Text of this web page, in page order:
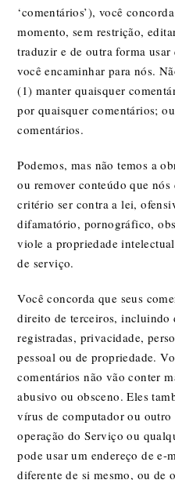
‘comentários’), você
momento, sem restrição,
traduzir e de outra forma
você encaminhar para nós.
(1) manter quaisquer
por quaisquer comentários;
comentários.
Podemos, mas não temos a
ou remover conteúdo que
critério ser contra a lei,
difamatório, pornográfico,
viole a propriedade
de serviço.
Você concorda que seus
direito de terceiros, incluindo
registradas, privacidade,
pessoal ou de propriedade.
comentários não vão conter
abusivo ou obsceno. Eles
vírus de computador ou outro
operação do Serviço ou
pode usar um endereço de
diferente de si mesmo, ou de